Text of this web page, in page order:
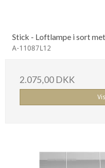
Stick - Loftlampe i sort
A-11087L12
2.075,00 DKK